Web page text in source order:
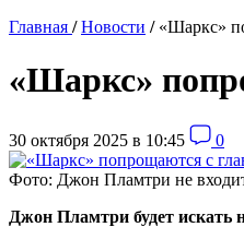
Главная / Новости / «Шаркс»
«Шаркс»
30 октября 2025 в 10:45 0
Фото: Джон Пламтри не
Джон Пламтри будет искать